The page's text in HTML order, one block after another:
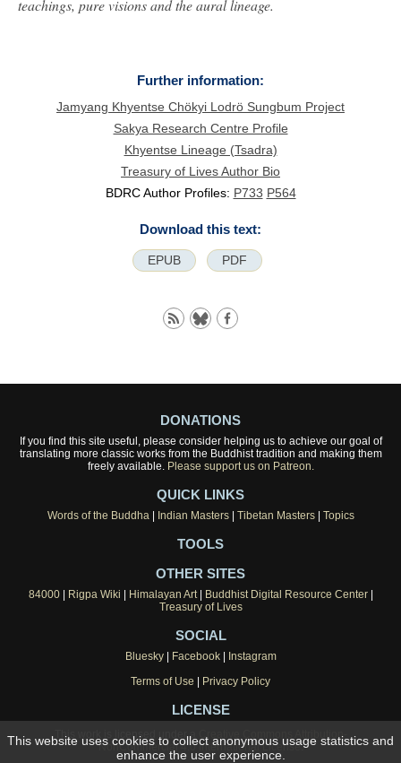
teachings, pure visions and the aural lineage.
Further information:
Jamyang Khyentse Chökyi Lodrö Sungbum Project
Sakya Research Centre Profile
Khyentse Lineage (Tsadra)
Treasury of Lives Author Bio
BDRC Author Profiles: P733 P564
Download this text:
EPUB PDF
DONATIONS
If you find this site useful, please consider helping us to achieve our goal of
translating more classic works from the Buddhist tradition and making them
freely available. Please support us on Patreon.
QUICK LINKS
Words of the Buddha| Indian Masters| Tibetan Masters| Topics
TOOLS
OTHER SITES
84000| Rigpa Wiki | Himalayan Art| Buddhist Digital Resource Center|
Treasury of Lives
SOCIAL
Bluesky| Facebook| Instagram
Terms of Use | Privacy Policy
LICENSE
This work is licensed under a
Creative Commons Attribution-
NonCommercial 4.0 International License.
This website uses cookies to collect anonymous usage statistics and
enhance the user experience.